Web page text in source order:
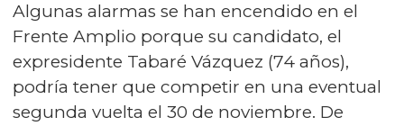
Algunas alarmas se han encendido en el
Frente Amplio porque su candidato, el
expresidente Tabaré Vázquez (74 años),
podría tener que competir en una eventual
segunda vuelta el 30 de noviembre. De